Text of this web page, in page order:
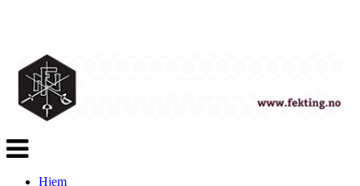
Veksle
navigasjon
Hjem